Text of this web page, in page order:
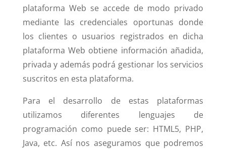
plataforma Web se accede de modo privado
mediante las credenciales oportunas donde
los clientes o usuarios registrados en dicha
plataforma Web obtiene información añadida,
privada y además podrá gestionar los servicios
suscritos en esta plataforma.
Para el desarrollo de estas plataformas
utilizamos diferentes lenguajes de
programación como puede ser: HTML5, PHP,
Java, etc. Así nos aseguramos que podremos